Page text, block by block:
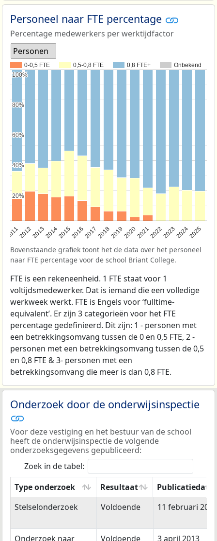
Personeel naar FTE percentage
Percentage medewerkers per werktijdfactor
Personen
0-0,5 FTE 0,5-0,8 FTE 0,8 FTE+ Onbekend
201120122013201420152016201720182019202020212022202320242025
20%
20%
40%
40%
60%
60%
80%
80%
100%
100%
Bovenstaande grafiek toont het de data over het personeel
naar FTE percentage voor de school Briant College.
FTE is een rekeneenheid. 1 FTE staat voor 1
voltijdsmedewerker. Dat is iemand die een volledige
werkweek werkt. FTE is Engels voor ‘fulltime-
equivalent’. Er zijn 3 categorieën voor het FTE
percentage gedefinieerd. Dit zijn: 1 - personen met
een betrekkingsomvang tussen de 0 en 0,5 FTE, 2 -
personen met een betrekkingsomvang tussen de 0,5
en 0,8 FTE & 3- personen met een
betrekkingsomvang die meer is dan 0,8 FTE.
Onderzoek door de onderwijsinspectie
Voor deze vestiging en het bestuur van de school
heeft de onderwijsinspectie de volgende
onderzoeksgegevens gepubliceerd:
Zoek in de tabel:
Type onderzoek
Resultaat
Type onderzoek
Resultaat
Stelselonderzoek Voldoende 11 februari 2026
Onderzoek naar
Voldoende 3 april 2013